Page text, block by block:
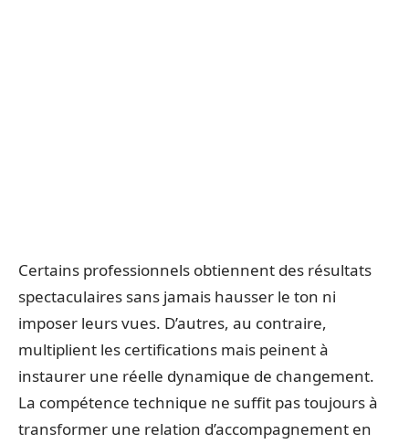
Certains professionnels obtiennent des résultats
spectaculaires sans jamais hausser le ton ni
imposer leurs vues. D’autres, au contraire,
multiplient les certifications mais peinent à
instaurer une réelle dynamique de changement.
La compétence technique ne suffit pas toujours à
transformer une relation d’accompagnement en